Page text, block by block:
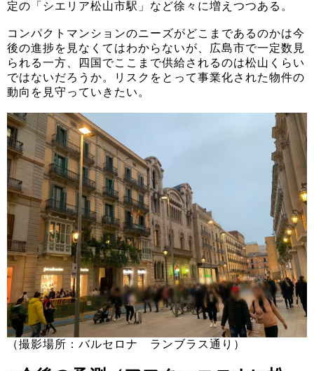
定の「シエリア松山市駅」など徐々に増えつつある。
コンパクトマンションのニーズがどこまであるのかは今
後の進捗を見なくてはわからないが、広島市で一定数見
られる一方、四国でここまで供給されるのは松山くらい
ではないだろうか。リスクをとって事業化された物件の
動向を見守っていきたい。
（撮影場所：バルセロナ ランブラス通り）